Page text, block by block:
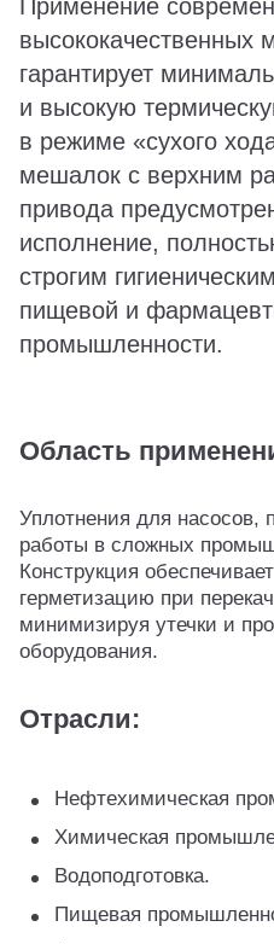
Применение
высококачественных
гарантирует
и высокую
в режиме «сухого
мешалок с верхним
привода
исполнение,
строгим
пищевой и
промышленности.
Область
Уплотнения для насосов,
работы в сложных
Конструкция
герметизацию при
минимизируя утечки и
оборудования.
Отрасли:
Нефтехимическая
Химическая
Водоподготовка.
Пищевая